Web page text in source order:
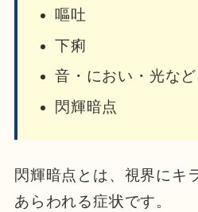
嘔吐
下痢
音・におい・光な
閃輝暗点
閃輝暗点とは、視界にキ
あらわれる症状です。